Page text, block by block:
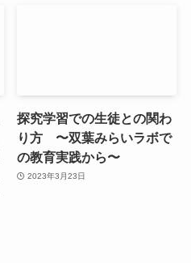
探究学習での生徒との関わ
り方 〜双葉みらいラボで
の教育実践から〜
2023年3月23日